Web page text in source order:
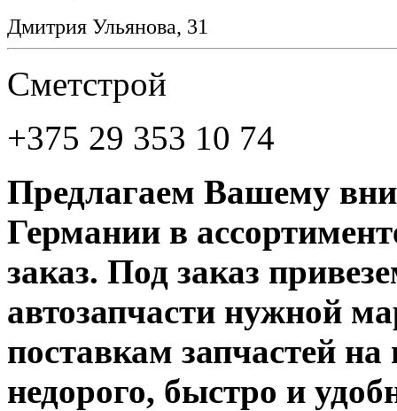
Дмитрия Ульянова, 31
Cметстрой
+375 29 353 10 74
Предлагаем Вашему
Германии в
заказ. Под заказ
автозапчасти нужной
поставкам запчастей на
недорого, быстро и